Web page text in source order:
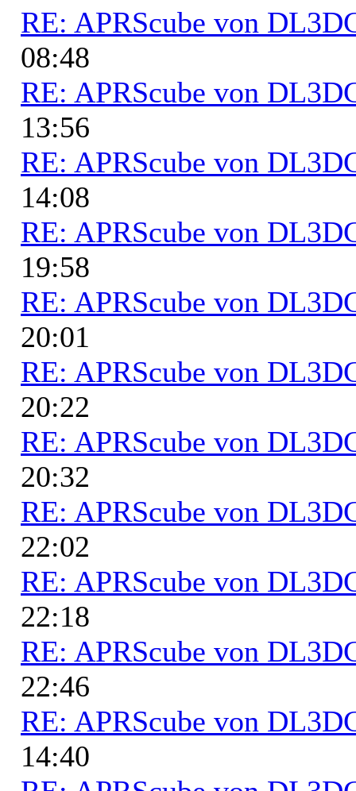
RE: APRScube von
08:48
RE: APRScube von
13:56
RE: APRScube von
14:08
RE: APRScube von
19:58
RE: APRScube von
20:01
RE: APRScube von
20:22
RE: APRScube von
20:32
RE: APRScube von
22:02
RE: APRScube von
22:18
RE: APRScube von
22:46
RE: APRScube von
14:40